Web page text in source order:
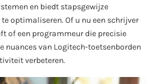
en biedt stapsgewijze
optimaliseren. Of u nu een schrijver
of een programmeur die precisie
nuances van Logitech-toetsenborden
verbeteren.